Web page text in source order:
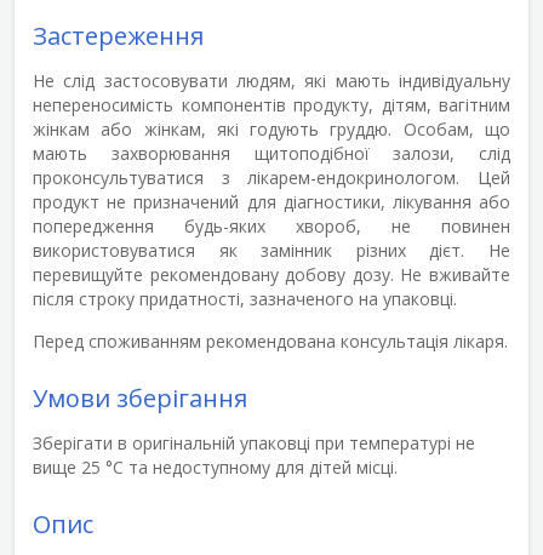
Застереження
Не слід застосовувати людям, які мають індивідуальну
непереносимість компонентів продукту, дітям, вагітним
жінкам або жінкам, які годують груддю. Особам, що
мають захворювання щитоподібної залози, слід
проконсультуватися з лікарем-ендокринологом. Цей
продукт не призначений для діагностики, лікування або
попередження будь-яких хвороб, не повинен
використовуватися як замінник різних дієт. Не
перевищуйте рекомендовану добову дозу. Не вживайте
після строку придатності, зазначеного на упаковці.
Перед споживанням рекомендована консультація лікаря.
Умови зберігання
Зберігати в оригінальній упаковці при температурі не
вище 25 °С та недоступному для дітей місці.
Опис